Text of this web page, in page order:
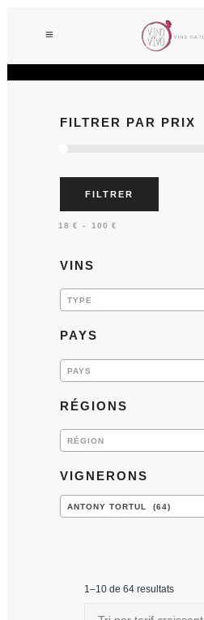
FILTRER PAR PRIX
FILTRER
18 €— 100 €
VINS
TYPE
PAYS
PAYS
RÉGIONS
RÉGION
VIGNERONS
ANTONY TORTUL (64)
1–10 de 64 resultats